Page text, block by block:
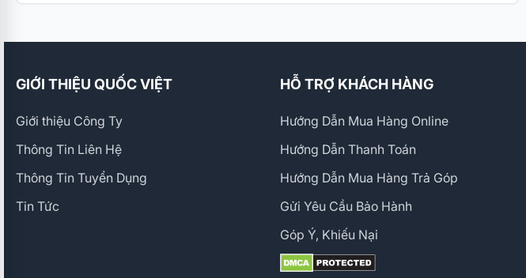
GIỚI THIỆU QUỐC VIỆT
Giới thiệu Công Ty
Thông Tin Liên Hệ
Thông Tin Tuyển Dụng
Tin Tức
HỖ TRỢ KHÁCH HÀNG
Hướng Dẫn Mua Hàng Online
Hướng Dẫn Thanh Toán
Hướng Dẫn Mua Hàng Trả Góp
Gửi Yêu Cầu Bảo Hành
Góp Ý, Khiếu Nại